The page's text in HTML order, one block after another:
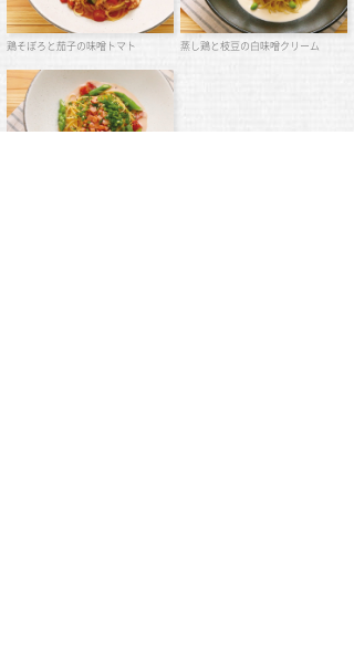
鶏そぼろと茄子の味噌トマト 蒸し鶏と枝豆の白味噌クリーム